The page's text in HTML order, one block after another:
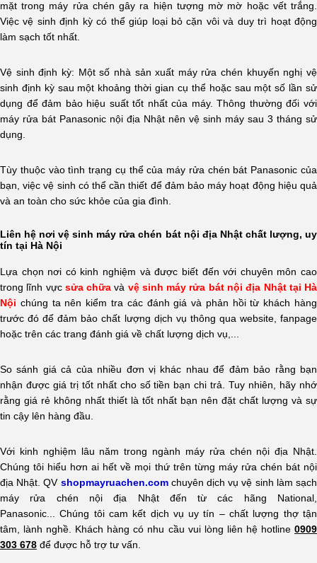
mặt trong máy rửa chén gây ra hiện tượng mờ mờ hoặc vết trắng.
Việc vệ sinh định kỳ có thể giúp loại bỏ cặn vôi và duy trì hoạt động
làm sạch tốt nhất.
Vệ sinh định kỳ: Một số nhà sản xuất máy rửa chén khuyến nghị vệ
sinh định kỳ sau một khoảng thời gian cụ thể hoặc sau một số lần sử
dụng để đảm bảo hiệu suất tốt nhất của máy. Thông thường đối với
máy rửa bát Panasonic nội địa Nhật nên vệ sinh máy sau 3 tháng sử
dụng.
Tùy thuộc vào tình trạng cụ thể của máy rửa chén bát Panasonic của
bạn, việc vệ sinh có thể cần thiết để đảm bảo máy hoạt động hiệu quả
và an toàn cho sức khỏe của gia đình.
Liên hệ nơi vệ sinh máy rửa chén bát nội địa Nhật chất lượng, uy
tín tại Hà Nội
Lựa chọn nơi có kinh nghiệm và được biết đến với chuyên môn cao
trong lĩnh vực sửa chữa và vệ sinh máy rửa bát nội địa Nhật tại Hà
Nội chúng ta nên kiểm tra các đánh giá và phản hồi từ khách hàng
trước đó để đảm bảo chất lượng dịch vụ thông qua website, fanpage
hoặc trên các trang đánh giá về chất lượng dịch vụ,...
So sánh giá cả của nhiều đơn vị khác nhau để đảm bảo rằng bạn
nhận được giá trị tốt nhất cho số tiền bạn chi trả. Tuy nhiên, hãy nhớ
rằng giá rẻ không nhất thiết là tốt nhất bạn nên đặt chất lượng và sự
tin cậy lên hàng đầu.
Với kinh nghiệm lâu năm trong ngành máy rửa chén nội địa Nhật.
Chúng tôi hiểu hơn ai hết về mọi thứ trên từng máy rửa chén bát nội
địa Nhật. QV shopmayruachen.comchuyên dịch vụ vệ sinh làm sạch
máy rửa chén nội địa Nhật đến từ các hãng National,
Panasonic... Chúng tôi cam kết dịch vụ uy tín – chất lượng thợ tận
tâm, lành nghề. Khách hàng có nhu cầu vui lòng liên hệ hotline 0909
303 678 để được hỗ trợ tư vấn.